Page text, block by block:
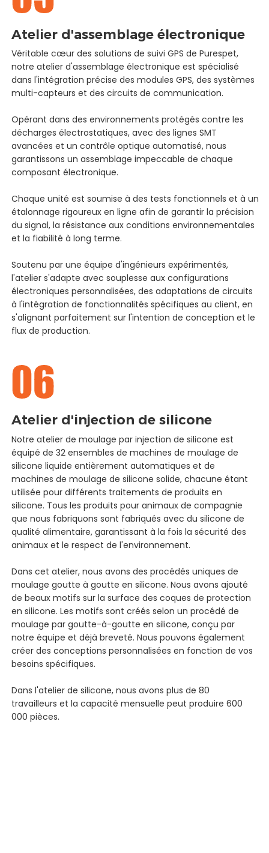
Atelier d'assemblage électronique
Véritable cœur des solutions de suivi GPS de Purespet,
notre atelier d'assemblage électronique est spécialisé
dans l'intégration précise des modules GPS, des systèmes
multi-capteurs et des circuits de communication.
Opérant dans des environnements protégés contre les
décharges électrostatiques, avec des lignes SMT
avancées et un contrôle optique automatisé, nous
garantissons un assemblage impeccable de chaque
composant électronique.
Chaque unité est soumise à des tests fonctionnels et à un
étalonnage rigoureux en ligne afin de garantir la précision
du signal, la résistance aux conditions environnementales
et la fiabilité à long terme.
Soutenu par une équipe d'ingénieurs expérimentés,
l'atelier s'adapte avec souplesse aux configurations
électroniques personnalisées, des adaptations de circuits
à l'intégration de fonctionnalités spécifiques au client, en
s'alignant parfaitement sur l'intention de conception et le
flux de production.
Atelier d'injection de silicone
Notre atelier de moulage par injection de silicone est
équipé de 32 ensembles de machines de moulage de
silicone liquide entièrement automatiques et de
machines de moulage de silicone solide, chacune étant
utilisée pour différents traitements de produits en
silicone. Tous les produits pour animaux de compagnie
que nous fabriquons sont fabriqués avec du silicone de
qualité alimentaire, garantissant à la fois la sécurité des
animaux et le respect de l'environnement.
Dans cet atelier, nous avons des procédés uniques de
moulage goutte à goutte en silicone. Nous avons ajouté
de beaux motifs sur la surface des coques de protection
en silicone. Les motifs sont créés selon un procédé de
moulage par goutte-à-goutte en silicone, conçu par
notre équipe et déjà breveté. Nous pouvons également
créer des conceptions personnalisées en fonction de vos
besoins spécifiques.
Dans l'atelier de silicone, nous avons plus de 80
travailleurs et la capacité mensuelle peut produire600
000 pièces.